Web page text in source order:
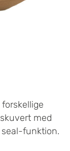
med
funktion.